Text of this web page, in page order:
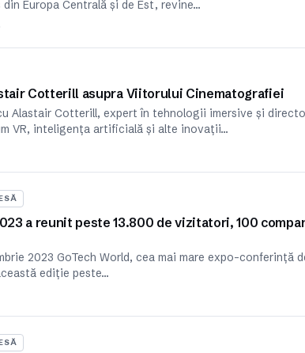
din Europa Centrală și de Est, revine…
Cotterill asupra Viitorului Cinematografiei
Alastair Cotterill, expert în tehnologii imersive și
VR, inteligența artificială și alte inovații…
a reunit peste 13.800 de vizitatori, 100
2023 GoTech World, cea mai mare expo-conferință
ediție peste…